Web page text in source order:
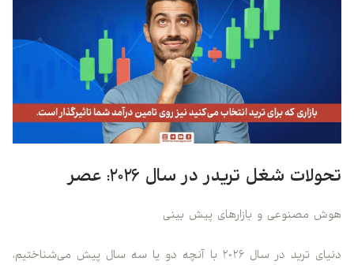
تحولات شغل تریدر در سال ۲۰۲۶: عصر
هوش مصنوعی و بازارهای پیش بینی
دنیای ترید در سال ۲۰۲۶ با آنچه دو یا سه سال پیش می‌شناختیم،